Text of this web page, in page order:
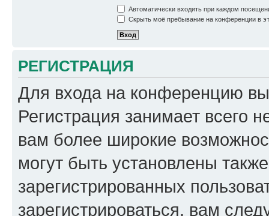
Автоматически входить при каждом
Скрыть моё пребывание на конференции в
РЕГИСТРАЦИЯ
Для входа на конференцию
Регистрация занимает всего
вам более широкие
могут быть установлены
зарегистрированных
зарегистрироваться, вам